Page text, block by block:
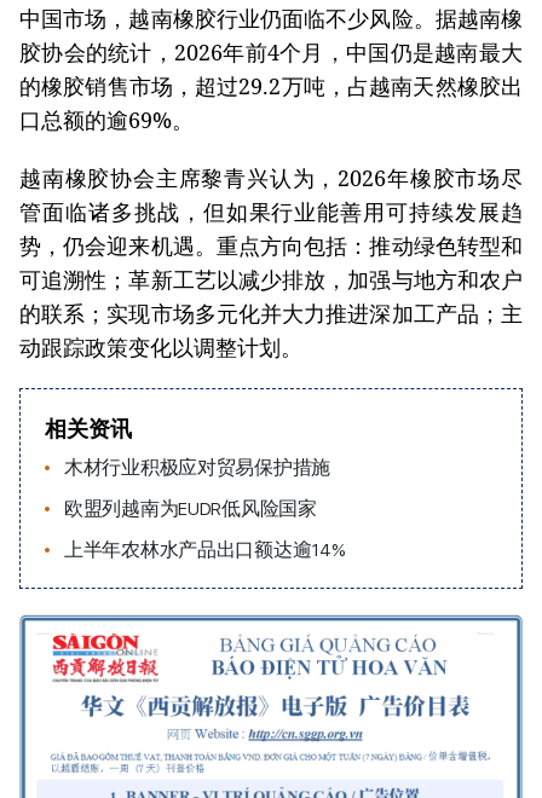
中国市场，越南橡胶行业仍面临不少风险。据越南橡
胶协会的统计，2026年前4个月，中国仍是越南最大
的橡胶销售市场，超过29.2万吨，占越南天然橡胶出
口总额的逾69%。
越南橡胶协会主席黎青兴认为，2026年橡胶市场尽
管面临诸多挑战，但如果行业能善用可持续发展趋
势，仍会迎来机遇。重点方向包括：推动绿色转型和
可追溯性；革新工艺以减少排放，加强与地方和农户
的联系；实现市场多元化并大力推进深加工产品；主
动跟踪政策变化以调整计划。
相关资讯
木材行业积极应对贸易保护措施
欧盟列越南为EUDR低风险国家
上半年农林水产品出口额达逾14%